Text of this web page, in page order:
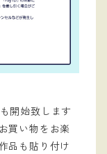
開始致します
買い物をお楽
品も貼り付け